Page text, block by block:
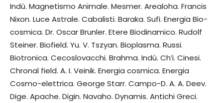
Indù. Magnetismo Animale. Mesmer. Arealoha. Francis
Nixon. Luce Astrale. Cabalisti. Baraka. Sufi. Energia Bio-
cosmica. Dr. Oscar Brunler. Etere Biodinamico. Rudolf
Steiner. Biofield. Yu. V. Tszyan. Bioplasma. Russi.
Biotronica. Cecoslovacchi. Brahma. Indù. Ch’i. Cinesi.
Chronal field. A. I. Veinik. Energia cosmica. Energia
Cosmo-elettrica. George Starr. Campo-D. A. A. Deev.
Dige. Apache. Digin. Navaho. Dynamis. Antichi Greci.